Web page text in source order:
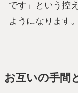
です」という控
ようになります。
お互いの手間